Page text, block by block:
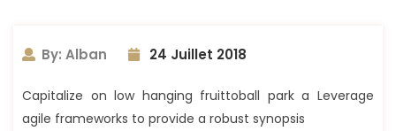
By: Alban 24 Juillet 2018
Capitalize on low hanging fruittoball park a Leverage
agile frameworks to provide a robust synopsis